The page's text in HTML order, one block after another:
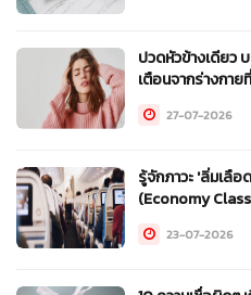
ปวดหัวข้างเดียว
เตือนจากร่างกา
27-07-2026
รู้จักภาวะ 'ลิ่มเลือ
(Economy
23-07-2026